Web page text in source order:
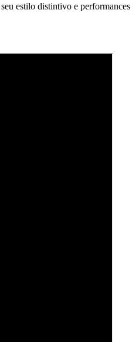
estilo distintivo e performances